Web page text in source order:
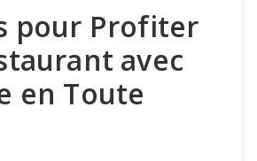
pour Profiter
avec
en Toute